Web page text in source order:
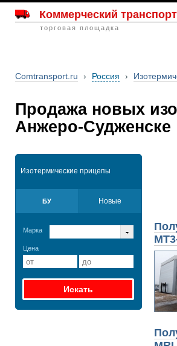
Коммерческий транспорт
торговая площадка
Comtransport.ru › Россия ›
Продажа новых
Анжеро-Судженске
Изотермические прицепы
БУ Новые
Марка
Цена